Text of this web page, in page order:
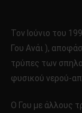
Τον Ιούνιο του
Γου Ανάι ),
τρύπες των
φυσικού νερού-
Ο Γου με άλλους